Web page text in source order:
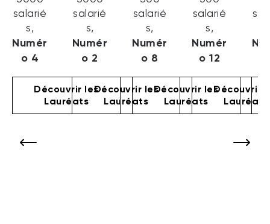
salarié
s,
Numér
o 4
Découvrir les
Lauréats
salarié
s,
Numér
o 2
Découvrir les
Lauréats
salarié
s,
Numér
o 8
Découvrir les
Lauréats
salarié
s,
Numér
o 12
Découvrir
Lauréats